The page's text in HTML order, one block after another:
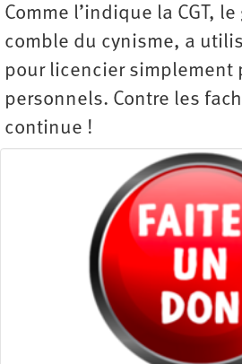
Comme l’indique la CGT,
comble du cynisme, a
pour licencier simplement
personnels. Contre les
continue !